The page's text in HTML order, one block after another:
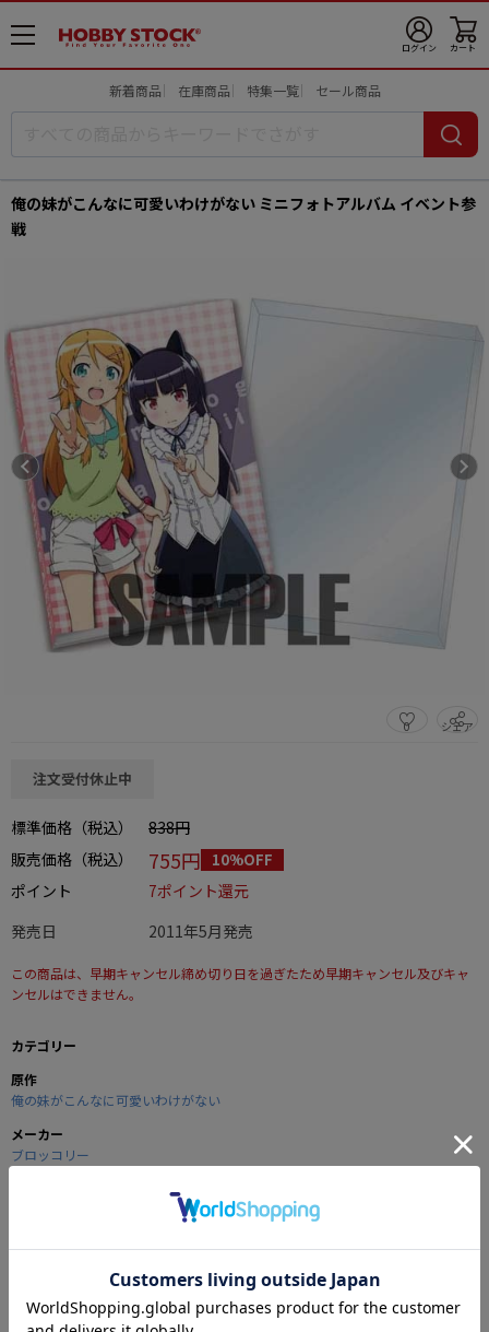
メ
ニ
ログイン カート
新着商品 在庫商品 特集一覧 セール商品
俺の妹がこんなに可愛いわけがない ミニフォトアルバム イベント参
戦
0 シェア
この商品をシェアする
注文受付休止中
標準価格（税込）
838円
販売価格（税込）
755円 10%OFF
ポイント
7ポイント還元
発売日
2011年5月発売
この商品は、早期キャンセル締め切り日を過ぎたため早期キャンセル及びキャ
ンセルはできません。
カテゴリー
原作
俺の妹がこんなに可愛いわけがない
メーカー
ブロッコリー
い」より、ミニフォトアルバムが登場です！！
大切な仲間との思い出との思い出の写真や、周りに秘密の友達との写真は、き
ちんとファイリングしておきましょう！！